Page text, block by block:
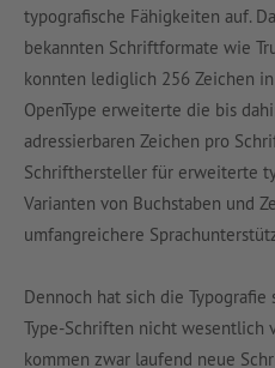
typografische Fähigkeiten auf.
bekannten Schriftformate wie
konnten lediglich 256 Zeichen
OpenType erweiterte die bis
adressierbaren Zeichen pro
Schrifthersteller für erweiterte
Varianten von Buchstaben und
umfangreichere
Dennoch hat sich die
Type-Schriften nicht wesentlich
kommen zwar laufend neue